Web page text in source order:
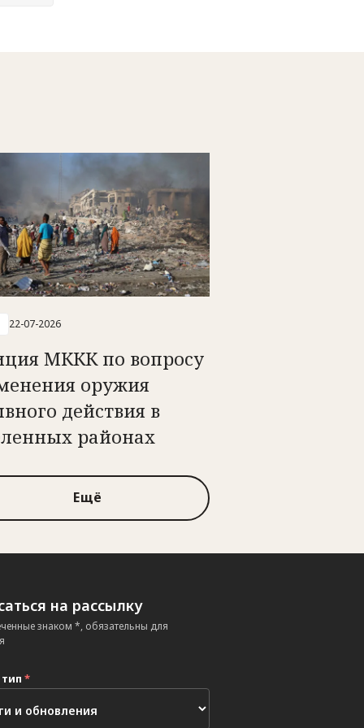
22-07-2026
МККК по вопросу
оружия
действия в
районах
Ещё
на рассылку
знаком *, обязательны для
*